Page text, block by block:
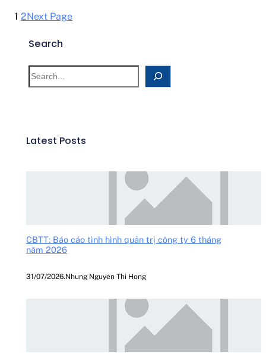
1 2Next Page
Search
Latest Posts
CBTT: Báo cáo tình hình quản trị công ty 6 tháng
năm 2026
31/07/2026.Nhung Nguyen Thi Hong